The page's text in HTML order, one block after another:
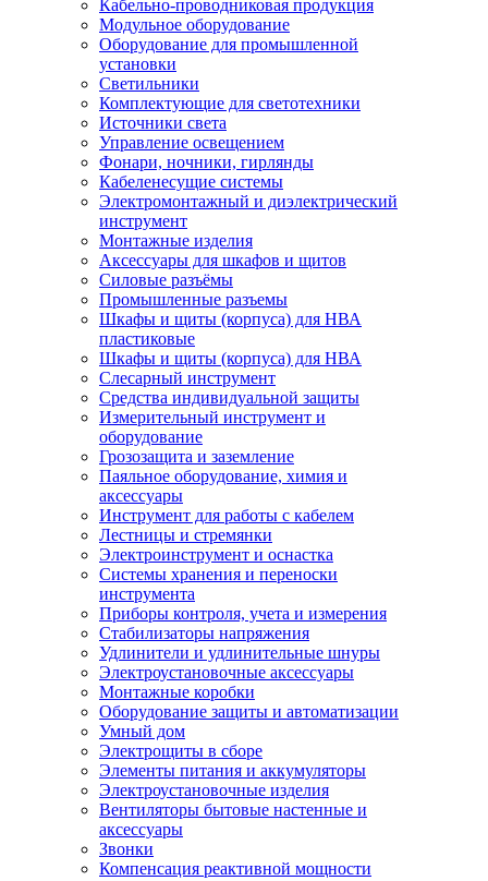
Кабельно-проводниковая продукция
Модульное оборудование
Оборудование для промышленной
установки
Светильники
Комплектующие для светотехники
Источники света
Управление освещением
Фонари, ночники, гирлянды
Кабеленесущие системы
Электромонтажный и диэлектрический
инструмент
Монтажные изделия
Аксессуары для шкафов и щитов
Силовые разъёмы
Промышленные разъемы
Шкафы и щиты (корпуса) для НВА
пластиковые
Шкафы и щиты (корпуса) для НВА
Слесарный инструмент
Средства индивидуальной защиты
Измерительный инструмент и
оборудование
Грозозащита и заземление
Паяльное оборудование, химия и
аксессуары
Инструмент для работы с кабелем
Лестницы и стремянки
Электроинструмент и оснастка
Системы хранения и переноски
инструмента
Приборы контроля, учета и измерения
Стабилизаторы напряжения
Удлинители и удлинительные шнуры
Электроустановочные аксессуары
Монтажные коробки
Оборудование защиты и автоматизации
Умный дом
Электрощиты в сборе
Элементы питания и аккумуляторы
Электроустановочные изделия
Вентиляторы бытовые настенные и
аксессуары
Звонки
Компенсация реактивной мощности